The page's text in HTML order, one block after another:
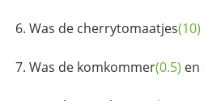
Was de cherrytomaatjes(10)
Was de komkommer(0.5) en